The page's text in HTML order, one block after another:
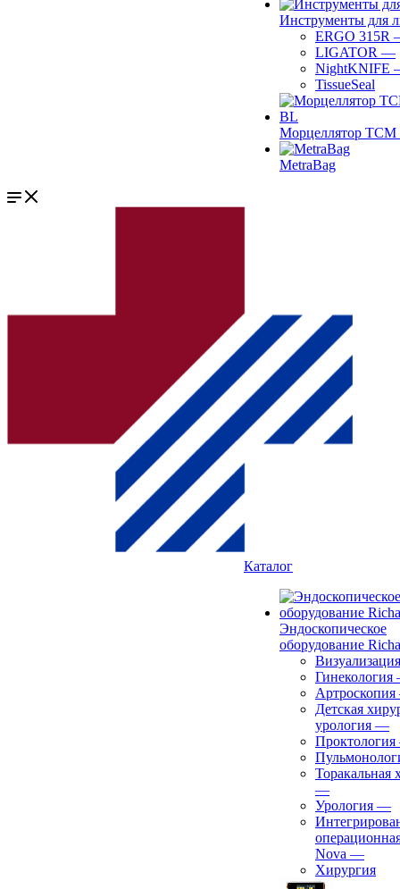
Инструменты для
ERGO 315R
LIGATOR —
NightKNIFE
TissueSeal
Морцеллятор ТСМ
MetraBag
Каталог
Эндоскопическое
оборудование
Визуализация
Гинекология
Артроскопия
Детская
урология —
Проктология
Торакальная
—
Урология —
Nova —
Хирургия